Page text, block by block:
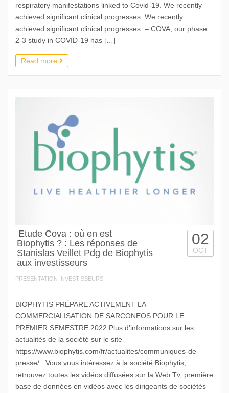
respiratory manifestations linked to Covid-19. We recently
achieved significant clinical progresses: We recently
achieved significant clinical progresses: – COVA, our phase
2-3 study in COVID-19 has […]
Read more
Etude Cova : où en est
Biophytis ? : Les réponses de
Stanislas Veillet Pdg de Biophytis
aux investisseurs
PRÉSENTATION INVESTISSEURS
02
OCT
BIOPHYTIS PRÉPARE ACTIVEMENT LA
COMMERCIALISATION DE SARCONEOS POUR LE
PREMIER SEMESTRE 2022 Plus d’informations sur les
actualités de la société sur le site
https://www.biophytis.com/fr/actualites/communiques-de-
presse/ Vous vous intéressez à la société Biophytis,
retrouvez toutes les vidéos diffusées sur la Web Tv, première
base de données en vidéos avec les dirigeants de sociétés